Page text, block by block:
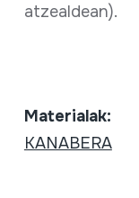
atzealdean).
Materialak:
KANABERA